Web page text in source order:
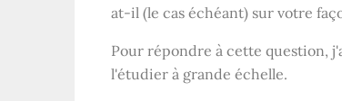
at-il (le cas échéant) sur votre
Pour répondre à cette question,
l'étudier à grande échelle.